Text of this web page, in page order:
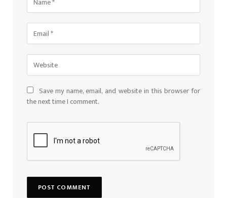
Save my name, email, and website in this browser for
the next time I comment.